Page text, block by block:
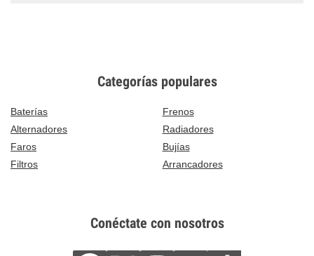
Categorías populares
Baterías
Frenos
Alternadores
Radiadores
Faros
Bujías
Filtros
Arrancadores
Conéctate con nosotros